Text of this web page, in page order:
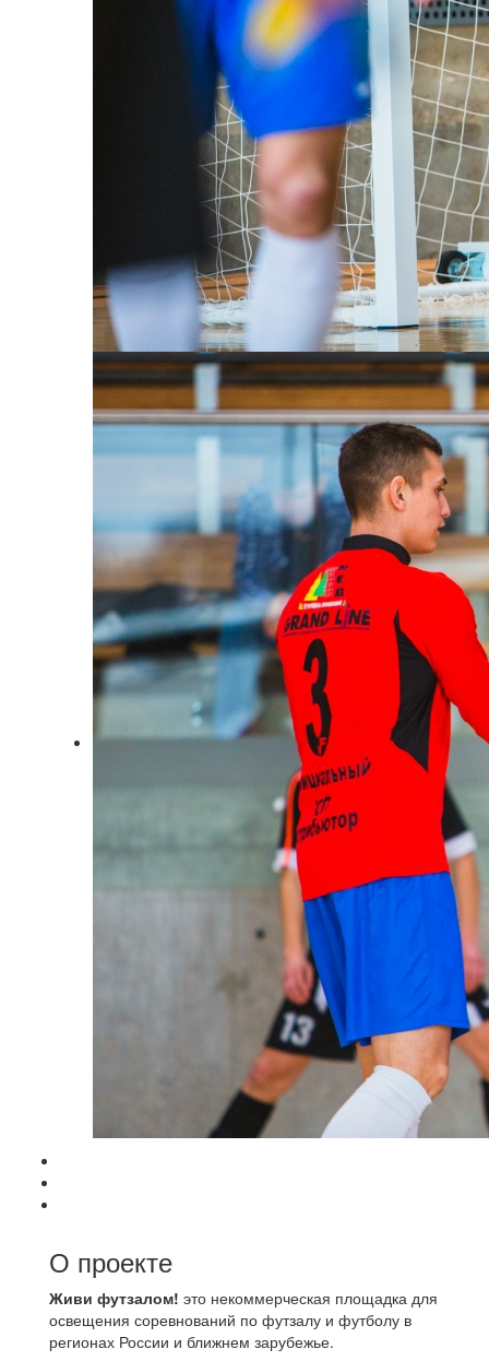
О проекте
Живи футзалом! это некоммерческая площадка для
освещения соревнований по футзалу и футболу в
регионах России и ближнем зарубежье.